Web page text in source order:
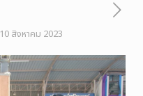
10 สิงหาคม 2023